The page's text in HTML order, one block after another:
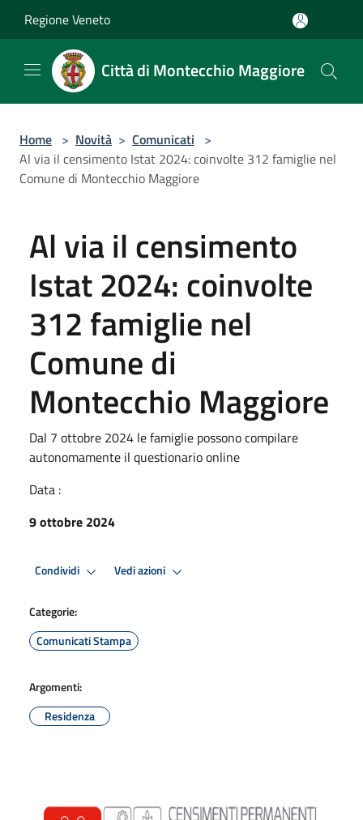
Regione Veneto
Città di Montecchio Maggiore
Home > Novità > Comunicati >
Al via il censimento Istat 2024: coinvolte 312 famiglie nel
Comune di Montecchio Maggiore
Al via il censimento
Istat 2024: coinvolte
312 famiglie nel
Comune di
Montecchio Maggiore
Dal 7 ottobre 2024 le famiglie possono compilare
autonomamente il questionario online
Data :
9 ottobre 2024
Condividi Vedi azioni
Categorie:
Comunicati Stampa
Argomenti:
Residenza